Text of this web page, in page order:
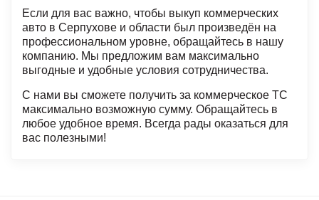
Если для вас важно, чтобы выкуп коммерческих
авто в Серпухове и области был произведён на
профессиональном уровне, обращайтесь в нашу
компанию. Мы предложим вам максимально
выгодные и удобные условия сотрудничества.
С нами вы сможете получить за коммерческое ТС
максимально возможную сумму. Обращайтесь в
любое удобное время. Всегда рады оказаться для
вас полезными!